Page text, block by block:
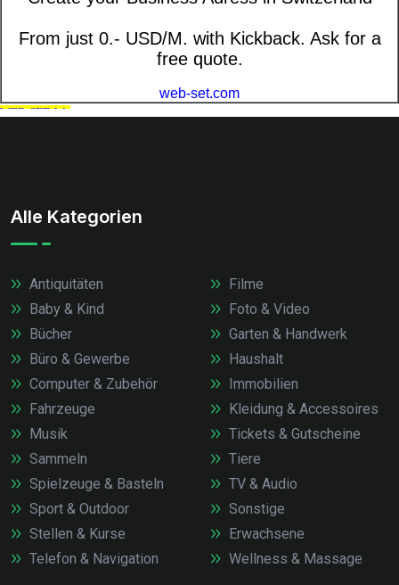
Alle Kategorien
Antiquitäten
Baby & Kind
Bücher
Büro & Gewerbe
Computer & Zubehör
Fahrzeuge
Filme
Foto & Video
Garten & Handwerk
Haushalt
Immobilien
Kleidung & Accessoires
Musik
Sammeln
Spielzeuge & Basteln
Sport & Outdoor
Stellen & Kurse
Telefon & Navigation
Tickets & Gutscheine
Tiere
TV & Audio
Sonstige
Erwachsene
Wellness & Massage